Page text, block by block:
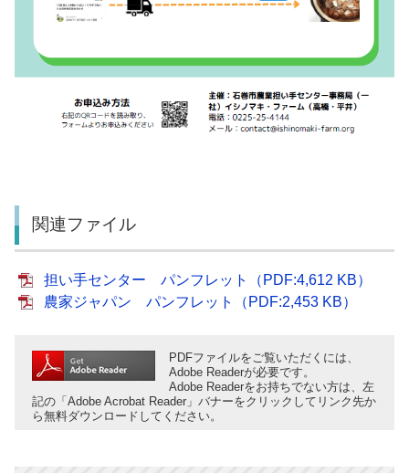
関連ファイル
担い手センター パンフレット（PDF:4,612 KB）
農家ジャパン パンフレット（PDF:2,453 KB）
PDFファイルをご覧いただくには、
Adobe Readerが必要です。
Adobe Readerをお持ちでない方は、左
記の「Adobe Acrobat Reader」バナーをクリックしてリンク先か
ら無料ダウンロードしてください。